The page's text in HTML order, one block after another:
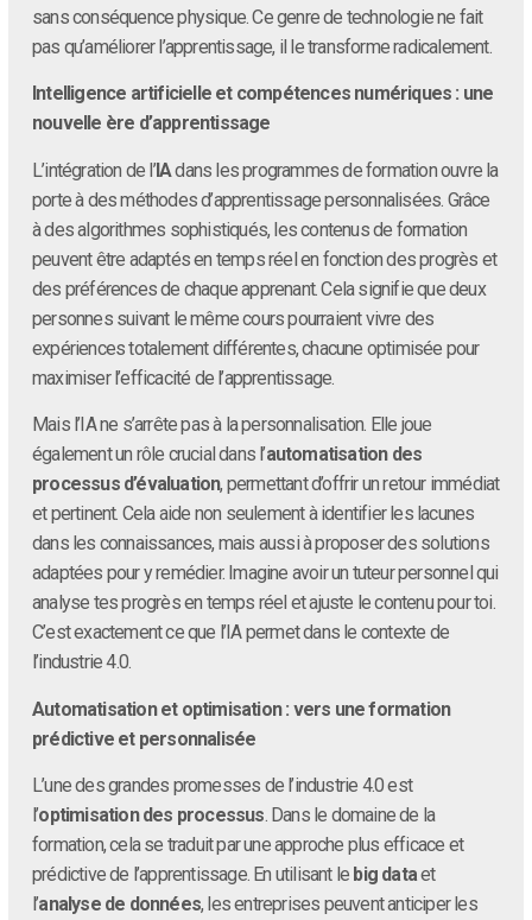
sans conséquence physique. Ce genre de technologie ne fait
pas qu’améliorer l’apprentissage, il le transforme radicalement.
Intelligence artificielle et compétences numériques : une
nouvelle ère d’apprentissage
L’intégration de l’IAdans les programmes de formation ouvre la
porte à des méthodes d’apprentissage personnalisées. Grâce
à des algorithmes sophistiqués, les contenus de formation
peuvent être adaptés en temps réel en fonction des progrès et
des préférences de chaque apprenant. Cela signifie que deux
personnes suivant le même cours pourraient vivre des
expériences totalement différentes, chacune optimisée pour
maximiser l’efficacité de l’apprentissage.
Mais l’IA ne s’arrête pas à la personnalisation. Elle joue
également un rôle crucial dans l’automatisation des
processus d’évaluation, permettant d’offrir un retour immédiat
et pertinent. Cela aide non seulement à identifier les lacunes
dans les connaissances, mais aussi à proposer des solutions
adaptées pour y remédier. Imagine avoir un tuteur personnel qui
analyse tes progrès en temps réel et ajuste le contenu pour toi.
C’est exactement ce que l’IA permet dans le contexte de
l’industrie 4.0.
Automatisation et optimisation : vers une formation
prédictive et personnalisée
L’une des grandes promesses de l’industrie 4.0 est
l’optimisation des processus. Dans le domaine de la
formation, cela se traduit par une approche plus efficace et
prédictive de l’apprentissage. En utilisant le big dataet
l’analyse de données, les entreprises peuvent anticiper les